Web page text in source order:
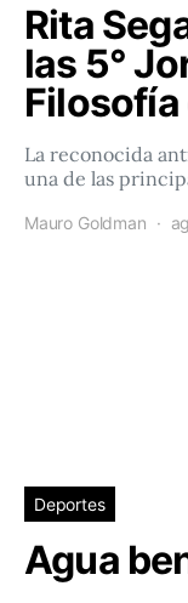
Rita
las 5°
Filosofía
La reconocida
una de las
Mauro Goldman
Deportes
Agua